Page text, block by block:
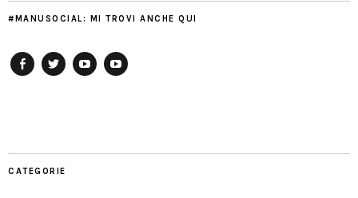
#MANUSOCIAL: MI TROVI ANCHE QUI
CATEGORIE